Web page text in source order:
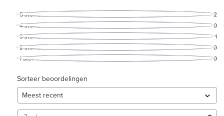
5sterren
2
4sterren
0
3sterren
1
2sterren
0
1ster 0
Sorteer beoordelingen